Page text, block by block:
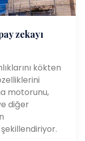
zekayı
kökten
motorunu,
diğer